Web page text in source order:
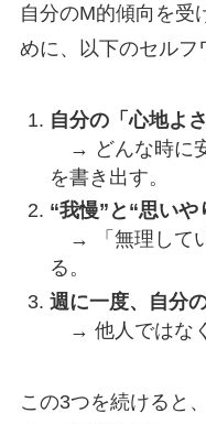
自分のM的傾向を受
めに、以下のセルフ
自分の「心地よ
→ どんな時に
を書き出す。
“我慢”と“思い
→ 「無理して
る。
週に一度、自分
→ 他人ではなく
この3つを続けると